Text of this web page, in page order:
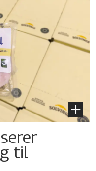
til